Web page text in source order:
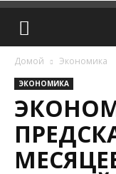
Домой Экономика
ЭКОНОМИКА